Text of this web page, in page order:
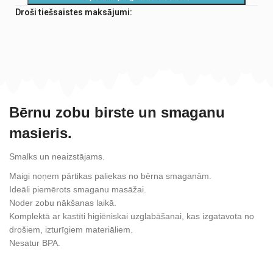
Droši tiešsaistes maksājumi:
Bērnu zobu birste un smaganu
masieris.
Smalks un neaizstājams.
Maigi noņem pārtikas paliekas no bērna smaganām.
Ideāli piemērots smaganu masāžai.
Noder zobu nākšanas laikā.
Komplektā ar kastīti higiēniskai uzglabāšanai, kas izgatavota no
drošiem, izturīgiem materiāliem.
Nesatur BPA.